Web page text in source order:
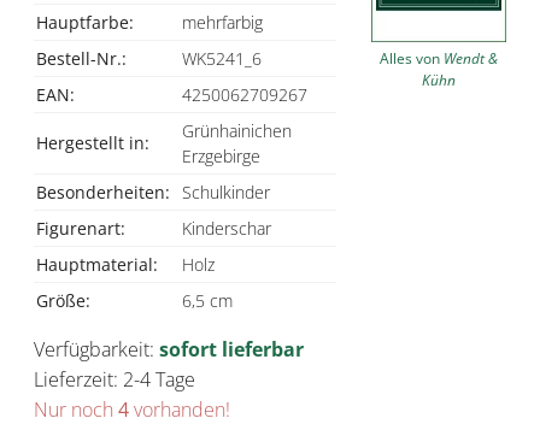
Hauptfarbe:
mehrfarbig
Bestell-Nr.:
WK5241_6
EAN:
4250062709267
Hergestellt in:
Grünhainichen
Erzgebirge
Besonderheiten: Schulkinder
Figurenart:
Kinderschar
Hauptmaterial:
Holz
Größe:
6,5 cm
Alles von Wendt &
Kühn
Verfügbarkeit: sofort lieferbar
Lieferzeit: 2-4 Tage
Nur noch 4vorhanden!